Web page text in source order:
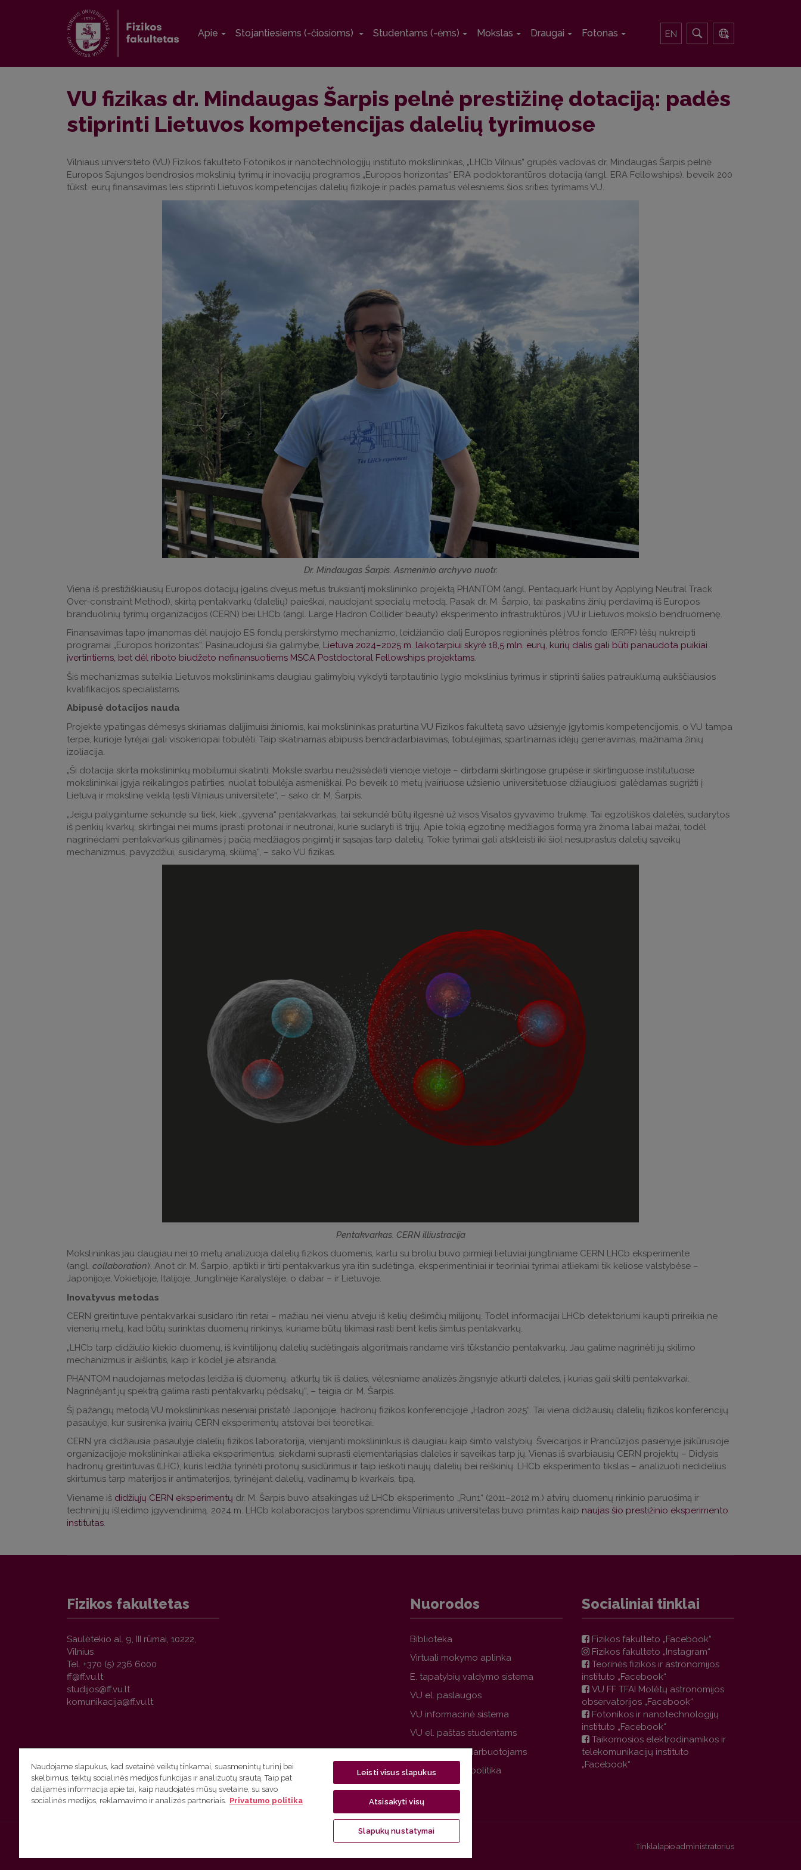
Apie Stojantiesiems (-čiosioms) Studentams (-ėms) Mokslas Draugai Fotonas EN
VU fizikas dr. Mindaugas Šarpis pelnė prestižinę dotaciją: padės
stiprinti Lietuvos kompetencijas dalelių tyrimuose
Vilniaus universiteto (VU) Fizikos fakulteto Fotonikos ir nanotechnologijų instituto mokslininkas, „LHCb Vilnius“ grupės vadovas dr. Mindaugas Šarpis pelnė
Europos Sąjungos bendrosios mokslinių tyrimų ir inovacijų programos „Europos horizontas“ ERA podoktorantūros dotaciją (angl. ERA Fellowships). beveik 200
tūkst. eurų finansavimas leis stiprinti Lietuvos kompetencijas dalelių fizikoje ir padės pamatus vėlesniems šios srities tyrimams VU.
Dr. Mindaugas Šarpis. Asmeninio archyvo nuotr.
Viena iš prestižiškiausių Europos dotacijų įgalins dvejus metus truksiantį mokslininko projektą PHANTOM (angl. Pentaquark Hunt by Applying Neutral Track
Over-constraint Method), skirtą pentakvarkų (dalelių) paieškai, naudojant specialų metodą. Pasak dr. M. Šarpio, tai paskatins žinių perdavimą iš Europos
branduolinių tyrimų organizacijos (CERN) bei LHCb (angl. Large Hadron Collider beauty) eksperimento infrastruktūros į VU ir Lietuvos mokslo bendruomenę.
Finansavimas tapo įmanomas dėl naujojo ES fondų perskirstymo mechanizmo, leidžiančio dalį Europos regioninės plėtros fondo (ERPF) lėšų nukreipti
programai „Europos horizontas“. Pasinaudojusi šia galimybe, Lietuva 2024–2025 m. laikotarpiui skyrė 18,5 mln. eurų, kurių dalis gali būti panaudota puikiai
įvertintiems, bet dėl riboto biudžeto nefinansuotiems MSCA Postdoctoral Fellowships projektams.
Šis mechanizmas suteikia Lietuvos mokslininkams daugiau galimybių vykdyti tarptautinio lygio mokslinius tyrimus ir stiprinti šalies patrauklumą aukščiausios
kvalifikacijos specialistams.
Abipusė dotacijos nauda
Projekte ypatingas dėmesys skiriamas dalijimuisi žiniomis, kai mokslininkas praturtina VU Fizikos fakultetą savo užsienyje įgytomis kompetencijomis, o VU tampa
terpe, kurioje tyrėjai gali visokeriopai tobulėti. Taip skatinamas abipusis bendradarbiavimas, tobulėjimas, spartinamas idėjų generavimas, mažinama žinių
izoliacija.
„Ši dotacija skirta mokslininkų mobilumui skatinti. Moksle svarbu neužsisėdėti vienoje vietoje – dirbdami skirtingose grupėse ir skirtinguose institutuose
mokslininkai įgyja reikalingos patirties, nuolat tobulėja asmeniškai. Po beveik 10 metų įvairiuose užsienio universitetuose džiaugiuosi galėdamas sugrįžti į
Lietuvą ir mokslinę veiklą tęsti Vilniaus universitete“, – sako dr. M. Šarpis.
„Jeigu palygintume sekundę su tiek, kiek „gyvena“ pentakvarkas, tai sekundė būtų ilgesnė už visos Visatos gyvavimo trukmę. Tai egzotiškos dalelės, sudarytos
iš penkių kvarkų, skirtingai nei mums įprasti protonai ir neutronai, kurie sudaryti iš trijų. Apie tokią egzotinę medžiagos formą yra žinoma labai mažai, todėl
nagrinėdami pentakvarkus gilinamės į pačią medžiagos prigimtį ir sąsajas tarp dalelių. Tokie tyrimai gali atskleisti iki šiol nesuprastus dalelių sąveikų
mechanizmus, pavyzdžiui, susidarymą, skilimą“, – sako VU fizikas.
Pentakvarkas. CERN illiustracija
Mokslininkas jau daugiau nei 10 metų analizuoja dalelių fizikos duomenis, kartu su broliu buvo pirmieji lietuviai jungtiniame CERN LHCb eksperimente
(angl. collaboration). Anot dr. M. Šarpio, aptikti ir tirti pentakvarkus yra itin sudėtinga, eksperimentiniai ir teoriniai tyrimai atliekami tik keliose valstybėse –
Japonijoje, Vokietijoje, Italijoje, Jungtinėje Karalystėje, o dabar – ir Lietuvoje.
Inovatyvus metodas
CERN greitintuve pentakvarkai susidaro itin retai – mažiau nei vienu atveju iš kelių dešimčių milijonų. Todėl informacijai LHCb detektoriumi kaupti prireikia ne
vienerių metų, kad būtų surinktas duomenų rinkinys, kuriame būtų tikimasi rasti bent kelis šimtus pentakvarkų.
„LHCb tarp didžiulio kiekio duomenų, iš kvintilijonų dalelių sudėtingais algoritmais randame virš tūkstančio pentakvarkų. Jau galime nagrinėti jų skilimo
mechanizmus ir aiškintis, kaip ir kodėl jie atsiranda.
PHANTOM naudojamas metodas leidžia iš duomenų, atkurtų tik iš dalies, vėlesniame analizės žingsnyje atkurti daleles, į kurias gali skilti pentakvarkai.
Nagrinėjant jų spektrą galima rasti pentakvarkų pėdsakų“, – teigia dr. M. Šarpis.
Šį pažangų metodą VU mokslininkas neseniai pristatė Japonijoje, hadronų fizikos konferencijoje „Hadron 2025“. Tai viena didžiausių dalelių fizikos konferencijų
pasaulyje, kur susirenka įvairių CERN eksperimentų atstovai bei teoretikai.
CERN yra didžiausia pasaulyje dalelių fizikos laboratorija, vienijanti mokslininkus iš daugiau kaip šimto valstybių. Šveicarijos ir Prancūzijos pasienyje įsikūrusioje
organizacijoje mokslininkai atlieka eksperimentus, siekdami suprasti elementariąsias daleles ir sąveikas tarp jų. Vienas iš svarbiausių CERN projektų – Didysis
hadronų greitintuvas (LHC), kuris leidžia tyrinėti protonų susidūrimus ir taip ieškoti naujų dalelių bei reiškinių. LHCb eksperimento tikslas – analizuoti nedidelius
skirtumus tarp materijos ir antimaterijos, tyrinėjant dalelių, vadinamų b kvarkais, tipą.
Viename iš didžiųjų CERN eksperimentų dr. M. Šarpis buvo atsakingas už LHCb eksperimento „Run1“ (2011–2012 m.) atvirų duomenų rinkinio paruošimą ir
techninį jų išleidimo įgyvendinimą. 2024 m. LHCb kolaboracijos tarybos sprendimu Vilniaus universitetas buvo priimtas kaip naujas šio prestižinio eksperimento
institutas
Fizikos fakultetas
Saulėtekio al. 9, III rūmai, 10222,
Vilnius
Tel. +370 (5) 236 6000
Nuorodos
Biblioteka
Virtuali mokymo aplinka
E. tapatybių valdymo sistema
VU el. paslaugos
VU informacinė sistema
VU el. paštas studentams
VU el. paštas darbuotojams
VU privatumo politika
Socialiniai tinklai
Fizikos fakulteto „Facebook“
Fizikos fakulteto „Instagram“
Teorinės fizikos ir astronomijos
instituto „Facebook“
VU FF TFAI Molėtų astronomijos
observatorijos „Facebook“
Fotonikos ir nanotechnologijų
instituto „Facebook“
Taikomosios elektrodinamikos ir
telekomunikacijų instituto
„Facebook“
Tinklalapio administratorius
Naudojame slapukus, kad svetainė veiktų tinkamai, suasmenintų turinį bei
skelbimus, teiktų socialinės medijos funkcijas ir analizuotų srautą. Taip pat
dalijamės informacija apie tai, kaip naudojatės mūsų svetaine, su savo
socialinės medijos, reklamavimo ir analizės partneriais. Privatumo politika
Leisti visus slapukus
Atsisakyti visų
Slapukų nustatymai